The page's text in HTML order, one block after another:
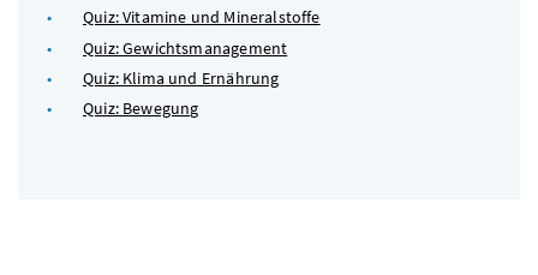
Quiz: Vitamine und Mineralstoffe
Quiz: Gewichtsmanagement
Quiz: Klima und Ernährung
Quiz: Bewegung